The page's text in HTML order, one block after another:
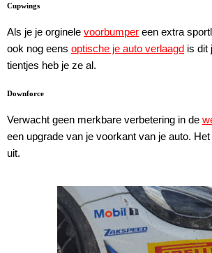
Cupwings
Als je je orginele voorbumper een extra
ook nog eens optische je auto verlaagd is dit
tientjes heb je ze al.
Downforce
Verwacht geen merkbare verbetering in de
een upgrade van je voorkant van je auto.
uit.